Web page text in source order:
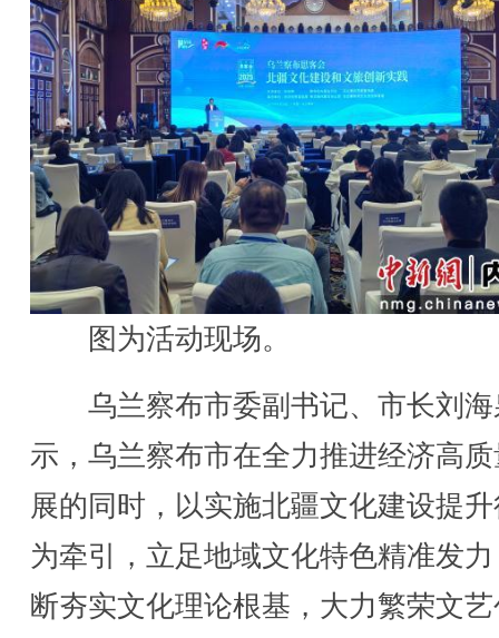
图为活动现场。
乌兰察布市委副书记、市长刘海
示，乌兰察布市在全力推进经济高
展的同时，以实施北疆文化建设提
为牵引，立足地域文化特色精准发
断夯实文化理论根基，大力繁荣文